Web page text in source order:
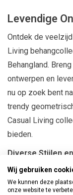
Levendige
Ontdek de
Living
Behangland.
ontwerpen en
nu op zoek bent
trendy
Casual Living
bieden.
Diverse Stijlen
modern, retro of
die bij jouw smaak
Wij gebruiken
We kunnen deze
onze website te